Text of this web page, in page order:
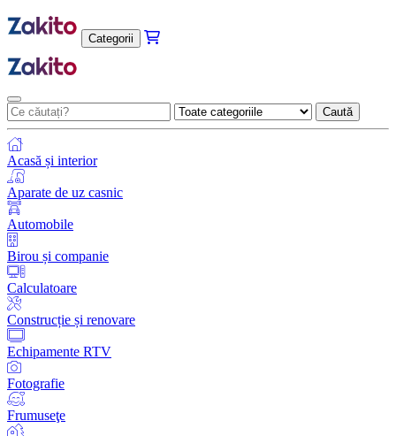
Categorii
Caută
Acasă și interior
Aparate de uz casnic
Automobile
Birou și companie
Calculatoare
Construcție și renovare
Echipamente RTV
Fotografie
Frumuseţe